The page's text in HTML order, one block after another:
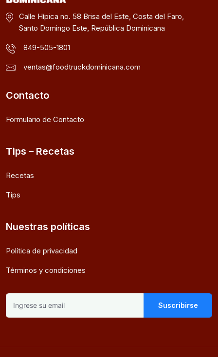
Calle Hípica no. 58 Brisa del Este, Costa del Faro,
Santo Domingo Este, República Dominicana
849-505-1801
ventas@foodtruckdominicana.com
Contacto
Formulario de Contacto
Tips – Recetas
Recetas
Tips
Nuestras políticas
Política de privacidad
Términos y condiciones
Suscribirse